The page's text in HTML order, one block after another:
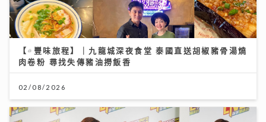
【#豐味旅程】｜九龍城深夜食堂 泰國直送胡椒豬骨湯燒
肉卷粉 尋找失傳豬油撈飯香
02/08/2026